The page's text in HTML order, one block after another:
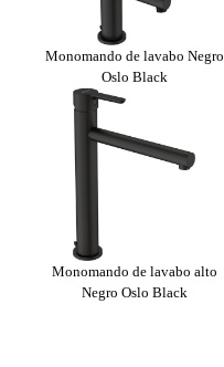
Monomando de lavabo Negro
Oslo Black
Monomando de lavabo alto
Negro Oslo Black